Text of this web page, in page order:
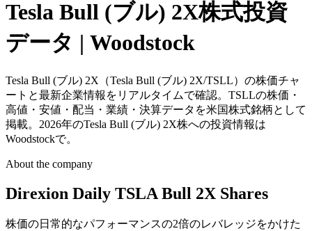
Tesla Bull (ブル) 2X株式投資
データ | Woodstock
Tesla Bull (ブル) 2X（Tesla Bull (ブル) 2X/TSLL）の株価チャ
ートと最新企業情報をリアルタイムで確認。TSLLの株価・
高値・安値・配当・業績・決算データを米国株式銘柄として
掲載。2026年のTesla Bull (ブル) 2X株への投資情報は
Woodstockで。
About the company
Direxion Daily TSLA Bull 2X Shares
株価の日常的なパフォーマンスの2倍のレバレッジをかけた